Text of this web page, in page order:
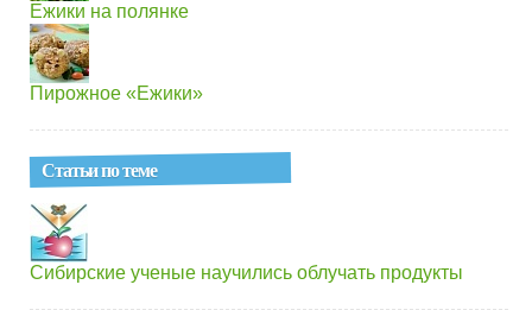
Ежики на полянке
Пирожное «Ежики»
Статьи по теме
Сибирские ученые научились облучать продукты